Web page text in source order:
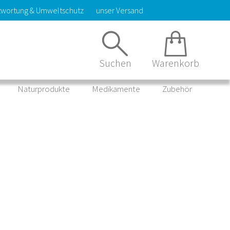
& Umweltschutz unser Versand
Warenkorb
Suchen
Naturprodukte Medikamente Zubehör